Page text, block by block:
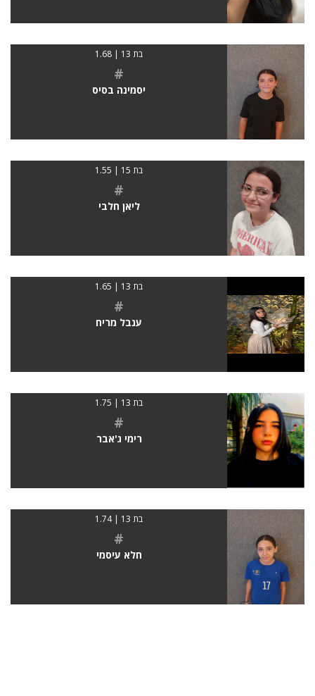
בת 13 | 1.68
#
יסמינה בסיס
בת 15 | 1.55
#
ליאן חלבי
בת 13 | 1.65
#
ענבל מריח
בת 13 | 1.75
#
רימי ג'אבר
בת 13 | 1.74
#
חלא עיסמי